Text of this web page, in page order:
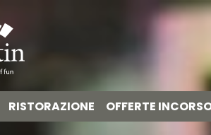
RISTORAZIONE OFFERTE